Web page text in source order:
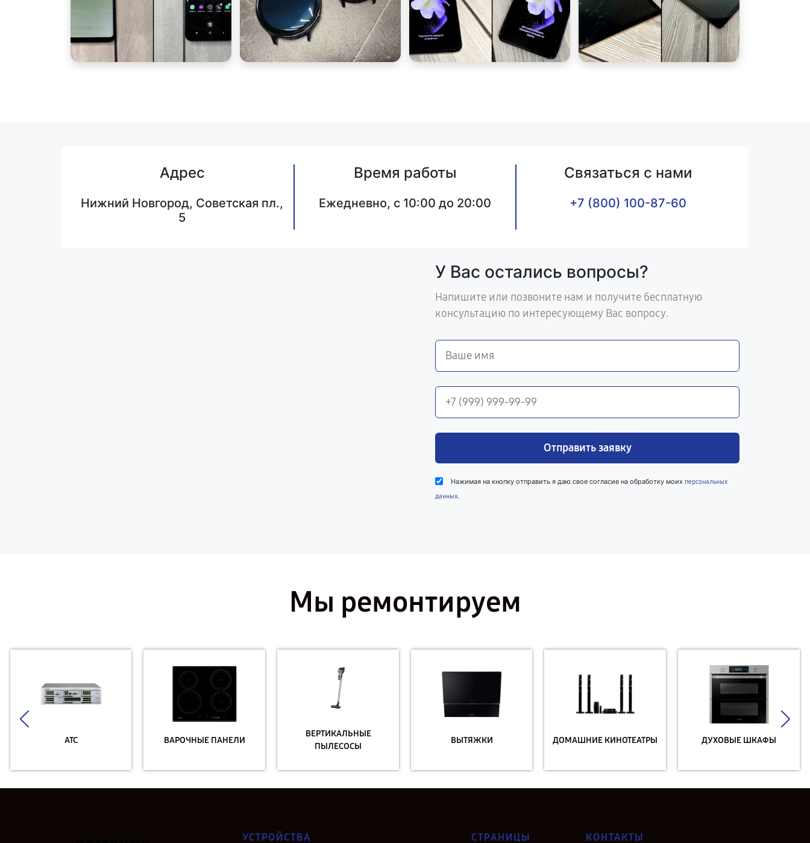
Адрес
Нижний Новгород, Советская пл.,
5
Время работы
Ежедневно, с 10:00 до 20:00
Связаться с нами
+7 (800) 100-87-60
У Вас остались вопросы?
Напишите или позвоните нам и получите бесплатную
консультацию по интересующему Вас вопросу.
Отправить заявку
Нажимая на кнопку отправить я даю свое согласие на обработку моих персональных
данных.
Мы ремонтируем
АТС ВАРОЧНЫЕ ПАНЕЛИ
ВЕРТИКАЛЬНЫЕ
ПЫЛЕСОСЫ
ВЫТЯЖКИ ДОМАШНИЕ КИНОТЕАТРЫ ДУХОВЫЕ ШКАФЫ
УСТРОЙСТВА СТРАНИЦЫ КОНТАКТЫ